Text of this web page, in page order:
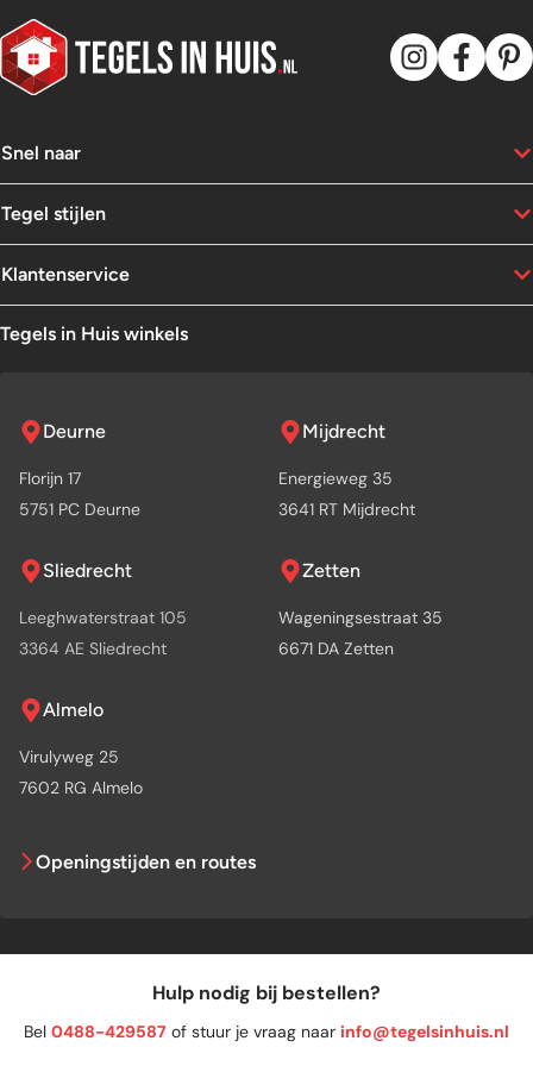
Snel naar
Tegel stijlen
Klantenservice
Tegels in Huis winkels
Deurne
Florijn 17
5751 PC Deurne
Mijdrecht
Energieweg 35
3641 RT Mijdrecht
Sliedrecht
Leeghwaterstraat 105
3364 AE Sliedrecht
Zetten
Wageningsestraat 35
6671 DA Zetten
Almelo
Virulyweg 25
7602 RG Almelo
Openingstijden en routes
Hulp nodig bij bestellen?
Bel 0488-429587 of stuur je vraag naar info@tegelsinhuis.nl